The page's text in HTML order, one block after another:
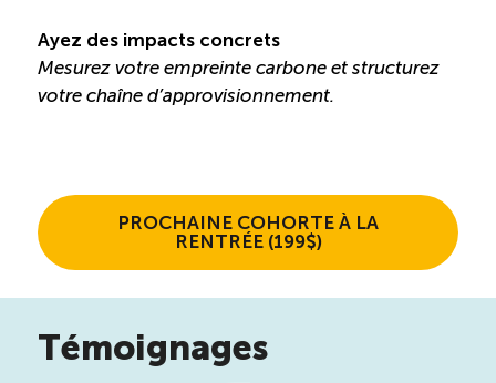
Ayez des impacts concrets
Mesurez votre empreinte carbone et structurez
votre chaîne d’approvisionnement.
PROCHAINE COHORTE À LA
RENTRÉE (199$)
Témoignages